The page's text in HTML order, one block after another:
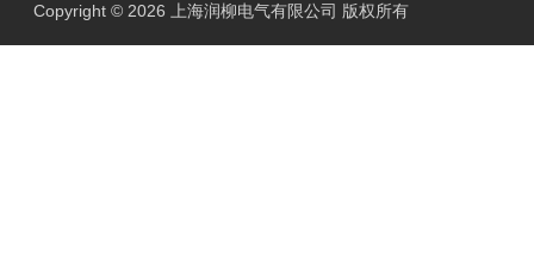
Copyright © 2026 上海润柳电气有限公司 版权所有